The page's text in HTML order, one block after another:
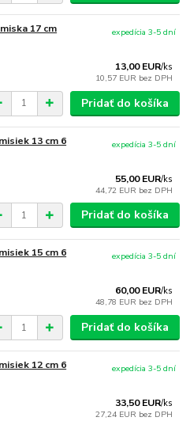
17 cm
13,00 EUR/ks
10,57 EUR bez DPH
expedícia 3-5 dní
Pridať do košíka
13 cm 6
55,00 EUR/ks
44,72 EUR bez DPH
expedícia 3-5 dní
Pridať do košíka
15 cm 6
60,00 EUR/ks
48,78 EUR bez DPH
expedícia 3-5 dní
Pridať do košíka
12 cm 6
33,50 EUR/ks
27,24 EUR bez DPH
expedícia 3-5 dní